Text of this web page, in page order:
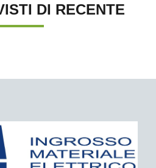
DI RECENTE